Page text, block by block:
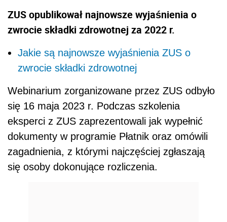
ZUS opublikował najnowsze wyjaśnienia o
zwrocie składki zdrowotnej za 2022 r.
Jakie są najnowsze wyjaśnienia ZUS o
zwrocie składki zdrowotnej
Webinarium zorganizowane przez ZUS odbyło
się 16 maja 2023 r. Podczas szkolenia
eksperci z ZUS zaprezentowali jak wypełnić
dokumenty w programie Płatnik oraz omówili
zagadnienia, z którymi najczęściej zgłaszają
się osoby dokonujące rozliczenia.